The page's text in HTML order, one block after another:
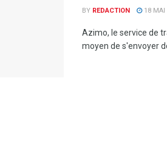
BY REDACTION 18 MAI
Azimo, le service de
moyen de s'envoyer